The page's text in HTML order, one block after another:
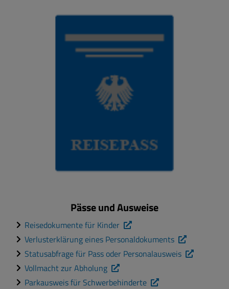
Pässe und Ausweise
Reisedokumente für Kinder
Verlusterklärung eines Personaldokuments
Statusabfrage für Pass oder Personalausweis
Vollmacht zur Abholung
Parkausweis für Schwerbehinderte